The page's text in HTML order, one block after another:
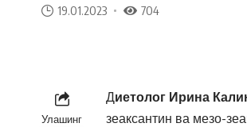
19.01.2023 704
Улашинг
Диетолог Ирина
зеаксантин ва мезо-